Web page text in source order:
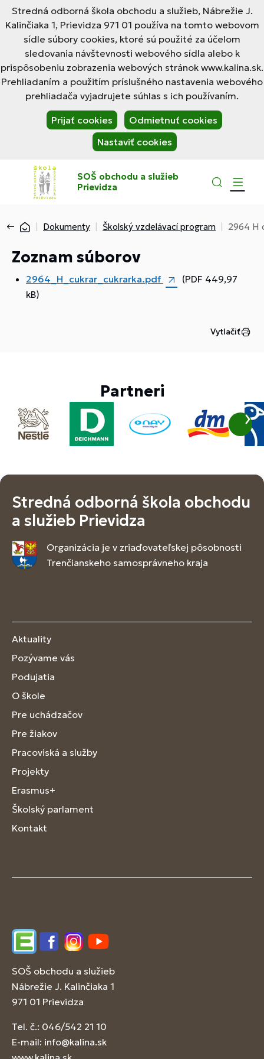
Stredná odborná škola obchodu a služieb, Nábrežie J.
Kalinčiaka 1, Prievidza 971 01 používa na tomto webovom
sídle súbory cookies, ktoré sú použité za účelom
sledovania návštevnosti webového sídla alebo k
prispôsobeniu zobrazenia webových stránok www.kalina.sk.
Prehliadaním a použitím príslušného nastavenia webového
prehliadača vyjadrujete súhlas s ich používaním.
Prijať cookies
Odmietnuť cookies
Nastaviť cookies
SOŠ obchodu a služieb
Prievidza
Dokumenty Školský vzdelávací program 2964 H
Zoznam súborov
2964_H_cukrar_cukrarka.pdf
(PDF 449,97
kB)
Vytlačiť
Partneri
Stredná odborná škola obchodu
a služieb Prievidza
Organizácia je v zriaďovateľskej pôsobnosti
Trenčianskeho samosprávneho kraja
Aktuality
Pozývame vás
Podujatia
O škole
Pre uchádzačov
Pre žiakov
Pracoviská a služby
Projekty
Erasmus+
Školský parlament
Kontakt
EdupageFacebookInstagram
YouTube
SOŠ obchodu a služieb
Nábrežie J. Kalinčiaka 1
971 01 Prievidza
Tel. č.: 046/542 21 10
E-mail: info@kalina.sk